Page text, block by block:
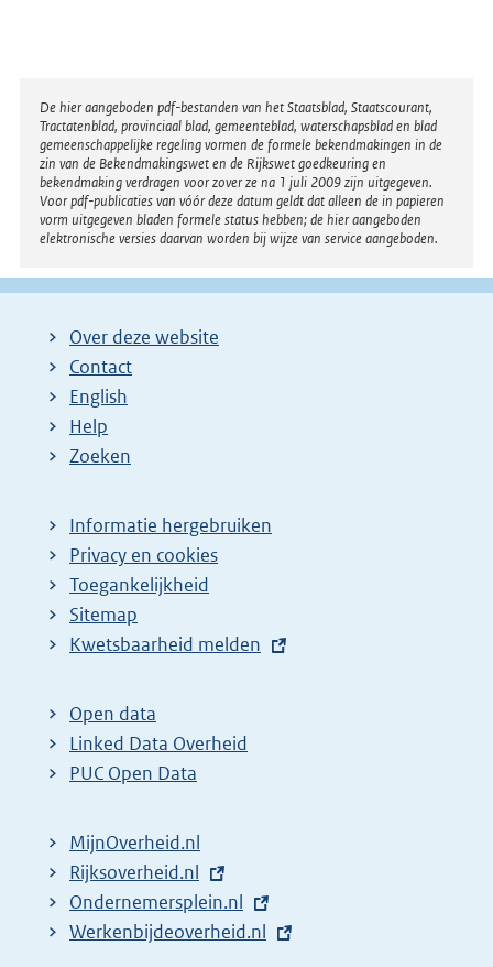
Disclaimer
De hier aangeboden pdf-bestanden van het Staatsblad, Staatscourant,
Tractatenblad, provinciaal blad, gemeenteblad, waterschapsblad en blad
gemeenschappelijke regeling vormen de formele bekendmakingen in de
zin van de Bekendmakingswet en de Rijkswet goedkeuring en
bekendmaking verdragen voor zover ze na 1 juli 2009 zijn uitgegeven.
Voor pdf-publicaties van vóór deze datum geldt dat alleen de in papieren
vorm uitgegeven bladen formele status hebben; de hier aangeboden
elektronische versies daarvan worden bij wijze van service aangeboden.
Over deze website
Contact
English
Help
Zoeken
Informatie hergebruiken
Privacy en cookies
Toegankelijkheid
Sitemap
E
t
e
r
l
i
n
k
Kwetsbaarheid melden
Open data
Linked Data Overheid
PUC Open Data
MijnOverheid.nl
E
x
t
Rijksoverheid.nl
E
x
Ondernemersplein.nl
E
Werkenbijdeoverheid.nl